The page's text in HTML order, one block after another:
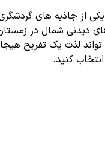
از جاذبه های
دیدنی شمال در
لذت یک تفریح
کنید.